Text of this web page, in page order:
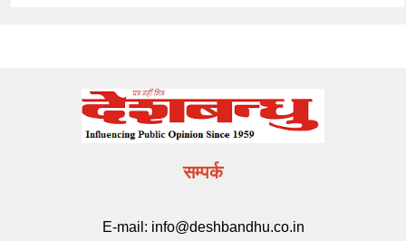
सम्पर्क
E-mail: info@deshbandhu.co.in